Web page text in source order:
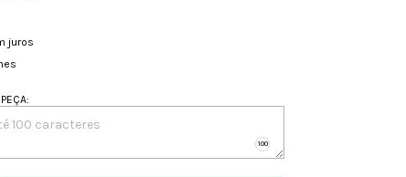
juros
: